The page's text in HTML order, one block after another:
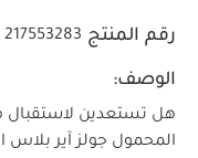
رقم المنتج 217553283
الوصف:
هل تستعدين لاستقبال
المحمول جولز آير